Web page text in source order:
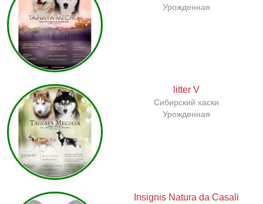
Урожденная
litter V
Сибирский хаски
Урожденная
Insignis Natura da Casali